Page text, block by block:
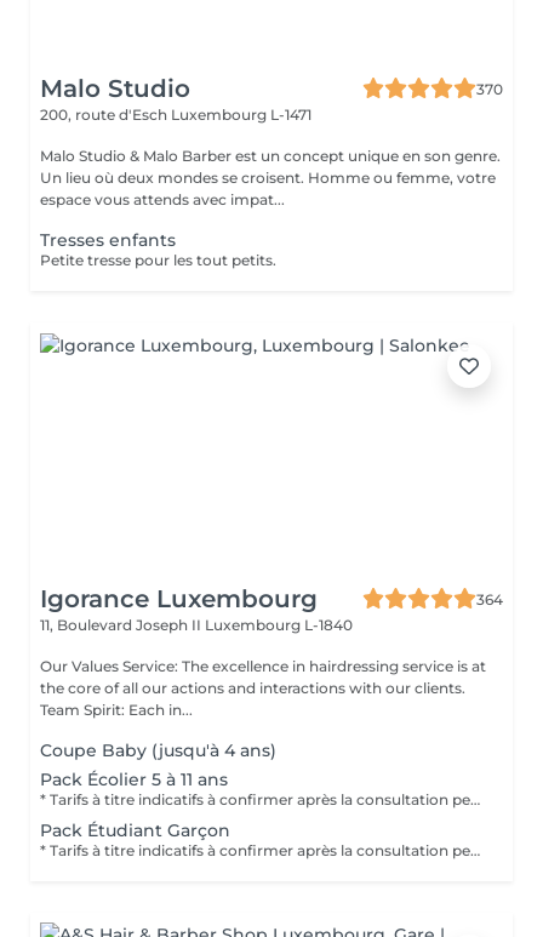
Malo Studio
370
200, route d'Esch Luxembourg L-1471
Malo Studio & Malo Barber est un concept unique en son genre.
Un lieu où deux mondes se croisent. Homme ou femme, votre
espace vous attends avec impat...
Tresses enfants
Petite tresse pour les tout petits.
Igorance Luxembourg
364
11, Boulevard Joseph II Luxembourg L-1840
Our Values Service: The excellence in hairdressing service is at
the core of all our actions and interactions with our clients.
Team Spirit: Each in...
Coupe Baby (jusqu'à 4 ans)
Pack Écolier 5 à 11 ans
* Tarifs à titre indicatifs à confirmer après la consultation personnalisée établit auprès de votre coiffeur/stylist/spécialiste * La direction se réserve le droit dapporter des modifications pour le bon fonctionnement du salon
Pack Étudiant Garçon
* Tarifs à titre indicatifs à confirmer après la consultation personnalisée établit auprès de votre coiffeur/stylist/spécialiste * La direction se réserve le droit dapporter des modifications pour le bon fonctionnement du salon